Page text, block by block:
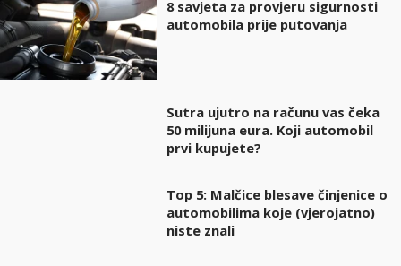
8 savjeta za provjeru sigurnosti
automobila prije putovanja
Sutra ujutro na računu vas čeka
50 milijuna eura. Koji automobil
prvi kupujete?
Top 5: Malčice blesave činjenice o
automobilima koje (vjerojatno)
niste znali